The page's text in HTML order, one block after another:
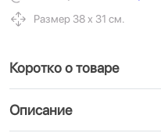
Размер 38 х 31 см.
Коротко о товаре
Описание